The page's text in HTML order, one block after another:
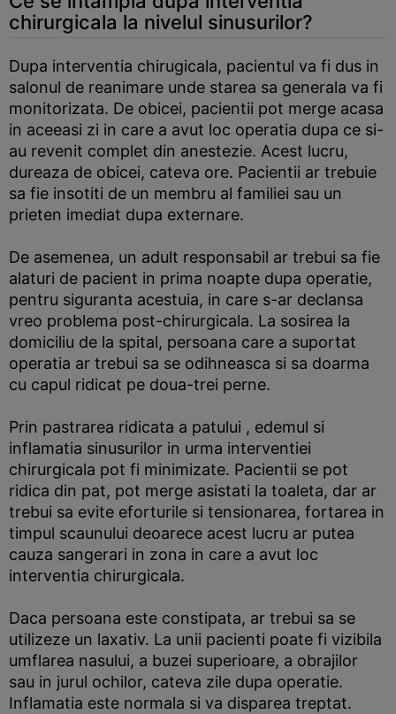
chirurgicala la nivelul sinusurilor?
Dupa interventia chirugicala, pacientul va fi dus in
salonul de reanimare unde starea sa generala va fi
monitorizata. De obicei, pacientii pot merge acasa
in aceeasi zi in care a avut loc operatia dupa ce si-
au revenit complet din anestezie. Acest lucru,
dureaza de obicei, cateva ore. Pacientii ar trebuie
sa fie insotiti de un membru al familiei sau un
prieten imediat dupa externare.
De asemenea, un adult responsabil ar trebui sa fie
alaturi de pacient in prima noapte dupa operatie,
pentru siguranta acestuia, in care s-ar declansa
vreo problema post-chirurgicala. La sosirea la
domiciliu de la spital, persoana care a suportat
operatia ar trebui sa se odihneasca si sa doarma
cu capul ridicat pe doua-trei perne.
Prin pastrarea ridicata a patului , edemul si
inflamatia sinusurilor in urma interventiei
chirurgicala pot fi minimizate. Pacientii se pot
ridica din pat, pot merge asistati la toaleta, dar ar
trebui sa evite eforturile si tensionarea, fortarea in
timpul scaunului deoarece acest lucru ar putea
cauza sangerari in zona in care a avut loc
interventia chirurgicala.
Daca persoana este constipata, ar trebui sa se
utilizeze un laxativ. La unii pacienti poate fi vizibila
umflarea nasului, a buzei superioare, a obrajilor
sau in jurul ochilor, cateva zile dupa operatie.
Inflamatia este normala si va disparea treptat.